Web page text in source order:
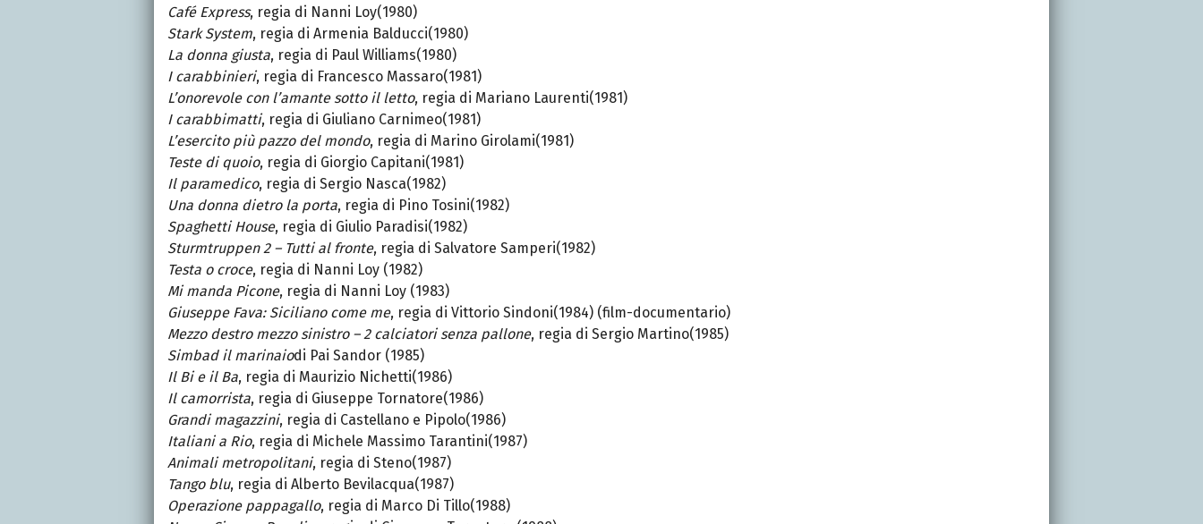
Café Express, regia di Nanni Loy(1980)
Stark System, regia di Armenia Balducci(1980)
La donna giusta, regia di Paul Williams(1980)
I carabbinieri, regia di Francesco Massaro(1981)
L’onorevole con l’amante sotto il letto, regia di Mariano Laurenti(1981)
I carabbimatti, regia di Giuliano Carnimeo(1981)
L’esercito più pazzo del mondo, regia di Marino Girolami(1981)
Teste di quoio, regia di Giorgio Capitani(1981)
Il paramedico, regia di Sergio Nasca(1982)
Una donna dietro la porta, regia di Pino Tosini(1982)
Spaghetti House, regia di Giulio Paradisi(1982)
Sturmtruppen 2 – Tutti al fronte, regia di Salvatore Samperi(1982)
Testa o croce, regia di Nanni Loy (1982)
Mi manda Picone, regia di Nanni Loy (1983)
Giuseppe Fava: Siciliano come me, regia di Vittorio Sindoni(1984) (film-documentario)
Mezzo destro mezzo sinistro – 2 calciatori senza pallone, regia di Sergio Martino(1985)
Simbad il marinaiodi Pai Sandor (1985)
Il Bi e il Ba, regia di Maurizio Nichetti(1986)
Il camorrista, regia di Giuseppe Tornatore(1986)
Grandi magazzini, regia di Castellano e Pipolo(1986)
Italiani a Rio, regia di Michele Massimo Tarantini(1987)
Animali metropolitani, regia di Steno(1987)
Tango blu, regia di Alberto Bevilacqua(1987)
Operazione pappagallo, regia di Marco Di Tillo(1988)